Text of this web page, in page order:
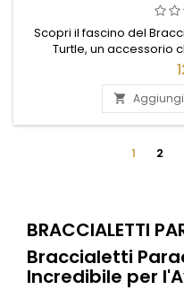
Scopri il fascino del
Turtle, un accessorio
Realizzato con resistente
è perfetto per gli amanti
combinazione di colori
della tartaruga,

1 2
BRACCIALETTI
Braccialetti
Incredibile per